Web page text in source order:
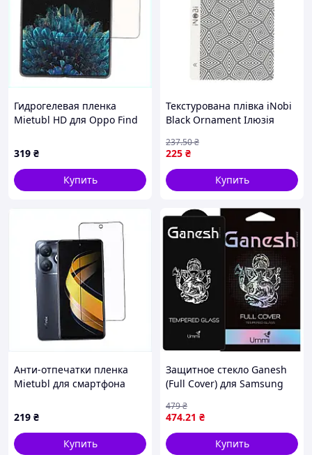
Гидрогелевая пленка
Mietubl HD для Oppo Find
319 ₴
Купить
Текстурована плівка iNobi
Black Ornament Iлюзiя
225 ₴
237.50₴
Купить
Анти-отпечатки пленка
Mietubl для смартфона
219 ₴
Купить
Защитное стекло Ganesh
(Full Cover) для Samsung
474.21 ₴
479₴
Купить